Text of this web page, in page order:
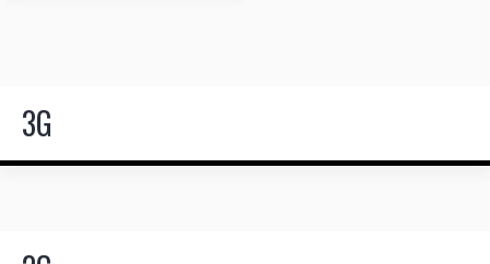
3G